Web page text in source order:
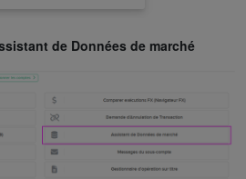
de Données de marché